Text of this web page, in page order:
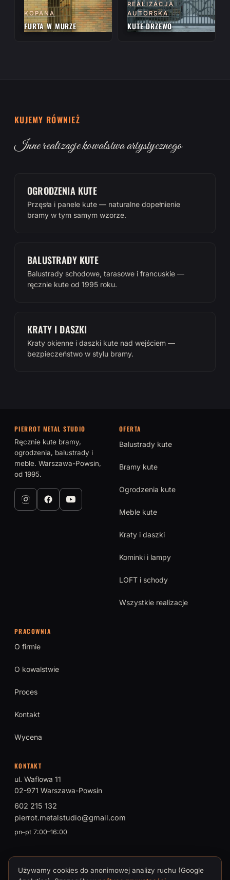
KOPANA
FURTA W MURZE
REALIZACJA
AUTORSKA
KUTE DRZEWO
KUJEMY RÓWNIEŻ
Inne realizacje kowalstwa artystycznego
OGRODZENIA KUTE
Przęsła i panele kute — naturalne dopełnienie
bramy w tym samym wzorze.
BALUSTRADY KUTE
Balustrady schodowe, tarasowe i francuskie —
ręcznie kute od 1995 roku.
KRATY I DASZKI
Kraty okienne i daszki kute nad wejściem —
bezpieczeństwo w stylu bramy.
PIERROT METAL STUDIO
Ręcznie kute bramy,
ogrodzenia, balustrady i
meble. Warszawa-Powsin,
od 1995.
OFERTA
Balustrady kute
Bramy kute
Ogrodzenia kute
Meble kute
Kraty i daszki
Kominki i lampy
LOFT i schody
Wszystkie realizacje
PRACOWNIA
O firmie
O kowalstwie
Proces
Kontakt
Wycena
KONTAKT
ul. Waflowa 11
02-971 Warszawa-Powsin
602 215 132
pierrot.metalstudio@gmail.com
pn–pt 7:00–16:00
© 2026 PIERROT Metal Studio · Tomasz Brokman, Mistrz Sztuki
Używamy cookies do anonimowej analizy ruchu (Google